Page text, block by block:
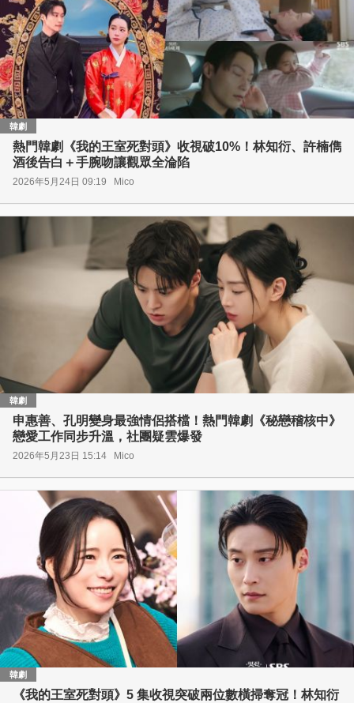
韓劇
熱門韓劇《我的王室死對頭》收視破10%！林知衍、許楠儁
酒後告白＋手腕吻讓觀眾全淪陷
2026年5月24日 09:19 Mico
韓劇
申惠善、孔明變身最強情侶搭檔！熱門韓劇《秘戀稽核中》
戀愛工作同步升溫，社團疑雲爆發
2026年5月23日 15:14 Mico
韓劇
《我的王室死對頭》5 集收視突破兩位數橫掃奪冠！林知衍